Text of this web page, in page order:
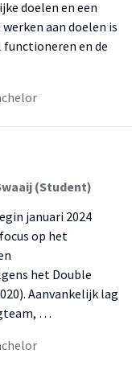
doelen en een
aan doelen is
en de
(Student)
januari 2024
op het
het Double
Aanvankelijk lag
…